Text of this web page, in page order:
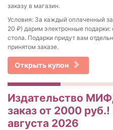
заказу в магазин.
Условия: За каждый оплаченный
20 ₽) дарим электронные подарки:
стола. Подарки придут вам
принятом заказе.
Открыть купон
Издательство
заказ от 2000 руб.!
августа 2026